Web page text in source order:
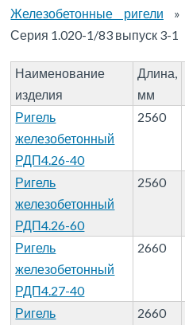
Железобетонные ригели »
Серия 1.020-1/83 выпуск 3-1
Наименование
изделия
Длина,
мм
Ригель
железобетонный
РДП4.26-40
2560
Ригель
железобетонный
РДП4.26-60
2560
Ригель
железобетонный
РДП4.27-40
2660
Ригель
2660